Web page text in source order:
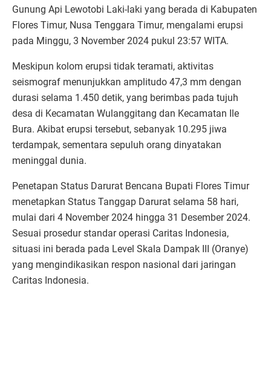
Gunung Api Lewotobi Laki-laki yang berada di Kabupaten
Flores Timur, Nusa Tenggara Timur, mengalami erupsi
pada Minggu, 3 November 2024 pukul 23:57 WITA.
Meskipun kolom erupsi tidak teramati, aktivitas
seismograf menunjukkan amplitudo 47,3 mm dengan
durasi selama 1.450 detik, yang berimbas pada tujuh
desa di Kecamatan Wulanggitang dan Kecamatan Ile
Bura. Akibat erupsi tersebut, sebanyak 10.295 jiwa
terdampak, sementara sepuluh orang dinyatakan
meninggal dunia.
Penetapan Status Darurat Bencana Bupati Flores Timur
menetapkan Status Tanggap Darurat selama 58 hari,
mulai dari 4 November 2024 hingga 31 Desember 2024.
Sesuai prosedur standar operasi Caritas Indonesia,
situasi ini berada pada Level Skala Dampak III (Oranye)
yang mengindikasikan respon nasional dari jaringan
Caritas Indonesia.